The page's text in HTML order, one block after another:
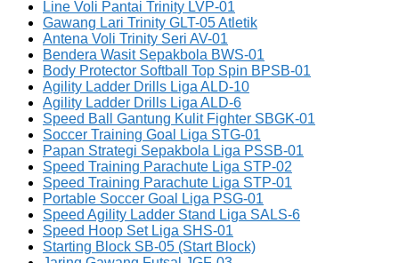
Line Voli Pantai Trinity LVP-01
Gawang Lari Trinity GLT-05 Atletik
Antena Voli Trinity Seri AV-01
Bendera Wasit Sepakbola BWS-01
Body Protector Softball Top Spin BPSB-01
Agility Ladder Drills Liga ALD-10
Agility Ladder Drills Liga ALD-6
Speed Ball Gantung Kulit Fighter SBGK-01
Soccer Training Goal Liga STG-01
Papan Strategi Sepakbola Liga PSSB-01
Speed Training Parachute Liga STP-02
Speed Training Parachute Liga STP-01
Portable Soccer Goal Liga PSG-01
Speed Agility Ladder Stand Liga SALS-6
Speed Hoop Set Liga SHS-01
Starting Block SB-05 (Start Block)